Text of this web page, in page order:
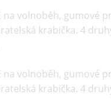
na volnoběh, gumové
krabička. 4
na volnoběh, gumové
krabička. 4